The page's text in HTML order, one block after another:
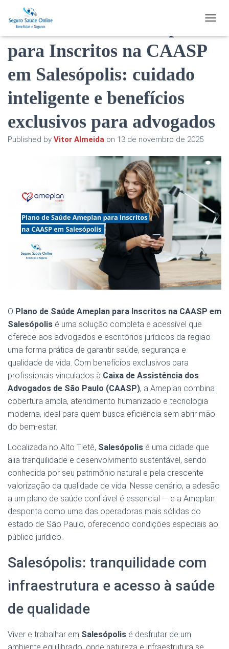
Plano de Saúde Ameplan
para Inscritos na CAASP
em Salesópolis: cuidado
inteligente e benefícios
exclusivos para advogados
Published by Vitor Almeida on 13 de novembro de 2025
O Plano de Saúde Ameplan para Inscritos na CAASP em
Salesópolis é uma solução completa e acessível que
oferece aos advogados e escritórios jurídicos da região
uma forma prática de garantir saúde, segurança e
qualidade de vida. Com benefícios exclusivos para
profissionais vinculados à Caixa de Assistência dos
Advogados de São Paulo (CAASP), a Ameplan combina
cobertura ampla, atendimento humanizado e tecnologia
moderna, ideal para quem busca eficiência sem abrir mão
do bem-estar.
Localizada no Alto Tietê, Salesópolis é uma cidade que
alia tranquilidade e desenvolvimento sustentável, sendo
conhecida por seu patrimônio natural e pela crescente
valorização da qualidade de vida. Nesse cenário, a adesão
a um plano de saúde confiável é essencial — e a Ameplan
desponta como uma das operadoras mais sólidas do
estado de São Paulo, oferecendo condições especiais ao
público jurídico.
Salesópolis: tranquilidade com
infraestrutura e acesso à saúde
de qualidade
Viver e trabalhar em Salesópolis é desfrutar de um